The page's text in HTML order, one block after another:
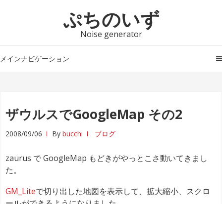
シ
ッ
ツ
ぷちのいず
Noise generator
メインナビゲーション
ザウルスでGoogleMap その2
2008/09/06 By bucchi ブログ
zaurus で GoogleMap もどきがやっとこさ動いてきまし
た。
GM_Liteで切り出した地図を表示して、拡大縮小、スクロ